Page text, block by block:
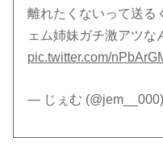
離れたくないって送る
ェム姉妹ガチ激アツな
pic.twitter.com/
— じぇむ